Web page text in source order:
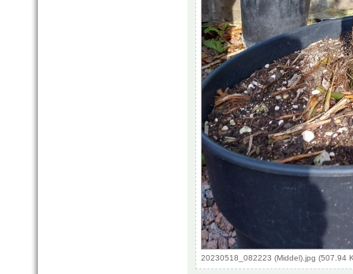
20230518_082223 (Middel).jpg (507.94